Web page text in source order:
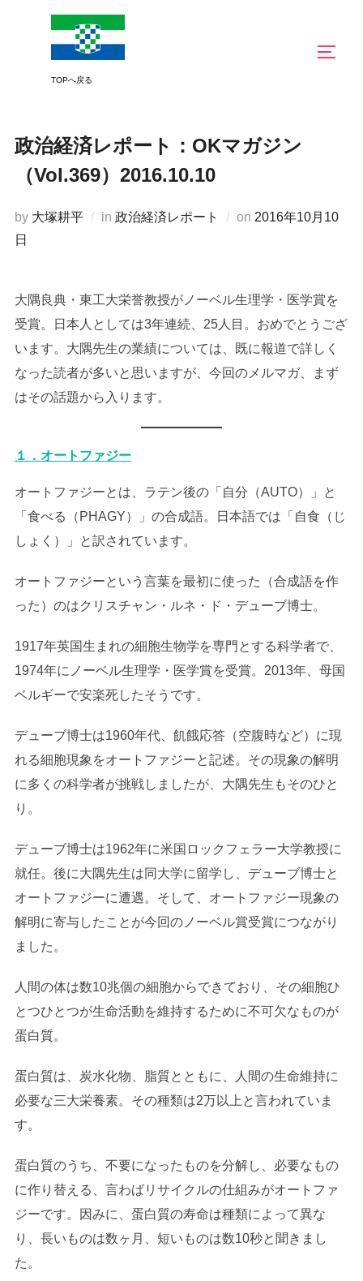
政治経済レポート：OKマガジン
（Vol.369）2016.10.10
by 大塚耕平 in 政治経済レポート on 投
2016年10月10
日
大隅良典・東工大栄誉教授がノーベル生理学・医学賞を
受賞。日本人としては3年連続、25人目。おめでとうござ
います。大隅先生の業績については、既に報道で詳しく
なった読者が多いと思いますが、今回のメルマガ、まず
はその話題から入ります。
１．オートファジー
オートファジーとは、ラテン後の「自分（AUTO）」と
「食べる（PHAGY）」の合成語。日本語では「自食（じ
しょく）」と訳されています。
オートファジーという言葉を最初に使った（合成語を作
った）のはクリスチャン・ルネ・ド・デューブ博士。
1917年英国生まれの細胞生物学を専門とする科学者で、
1974年にノーベル生理学・医学賞を受賞。2013年、母国
ベルギーで安楽死したそうです。
デューブ博士は1960年代、飢餓応答（空腹時など）に現
れる細胞現象をオートファジーと記述。その現象の解明
に多くの科学者が挑戦しましたが、大隅先生もそのひと
り。
デューブ博士は1962年に米国ロックフェラー大学教授に
就任。後に大隅先生は同大学に留学し、デューブ博士と
オートファジーに遭遇。そして、オートファジー現象の
解明に寄与したことが今回のノーベル賞受賞につながり
ました。
人間の体は数10兆個の細胞からできており、その細胞ひ
とつひとつが生命活動を維持するために不可欠なものが
蛋白質。
蛋白質は、炭水化物、脂質とともに、人間の生命維持に
必要な三大栄養素。その種類は2万以上と言われていま
す。
蛋白質のうち、不要になったものを分解し、必要なもの
に作り替える、言わばリサイクルの仕組みがオートファ
ジーです。因みに、蛋白質の寿命は種類によって異な
り、長いものは数ヶ月、短いものは数10秒と聞きまし
た。